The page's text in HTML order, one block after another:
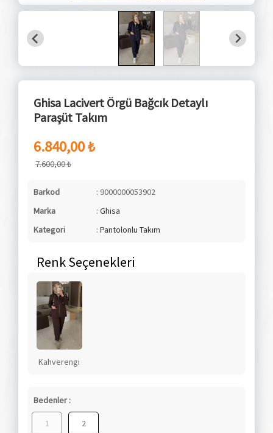
Ghisa Lacivert Örgü Bağcık Detaylı
Paraşüt Takım
6.840,00 ₺
7.600,00 ₺
Barkod
: 9000000053902
Marka
: Ghisa
Kategori
: Pantolonlu Takım
Renk Seçenekleri
Kahverengi
Bedenler :
1 2